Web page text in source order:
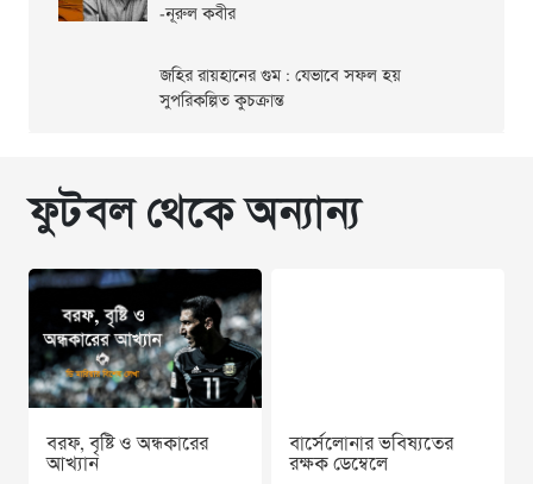
-নূরুল কবীর
জহির রায়হানের গুম : যেভাবে সফল হয়
সুপরিকল্পিত কুচক্রান্ত
ফুটবল থেকে অন্যান্য
বরফ, বৃষ্টি ও অন্ধকারের
আখ্যান
বার্সেলোনার ভবিষ্যতের
রক্ষক ডেম্বেলে